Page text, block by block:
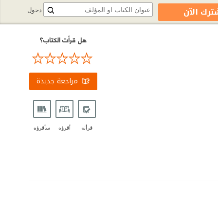
هل قرأت الكتاب؟
مراجعة جديدة
قرأته أقرؤه سأقرؤه
دخول الآن